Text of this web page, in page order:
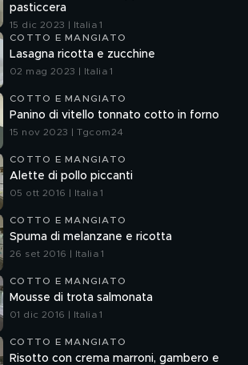
pasticcera
15 dic 2023 | Italia 1
COTTO E MANGIATO
Lasagna ricotta e zucchine
02 mag 2023 | Italia 1
COTTO E MANGIATO
Panino di vitello tonnato cotto in forno
15 nov 2023 | Tgcom24
COTTO E MANGIATO
Alette di pollo piccanti
05 ott 2016 | Italia 1
COTTO E MANGIATO
Spuma di melanzane e ricotta
26 set 2016 | Italia 1
COTTO E MANGIATO
Mousse di trota salmonata
01 dic 2016 | Italia 1
COTTO E MANGIATO
Risotto con crema marroni, gambero e